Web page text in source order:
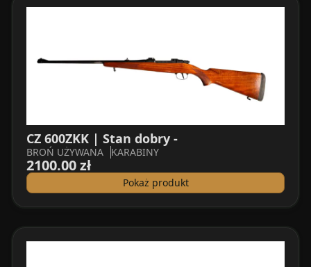
CZ 600ZKK | Stan dobry -
BROŃ UŻYWANA KARABINY
2100.00 zł
Pokaż produkt